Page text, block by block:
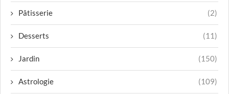
Pâtisserie (2)
Desserts (11)
Jardin (150)
Astrologie (109)